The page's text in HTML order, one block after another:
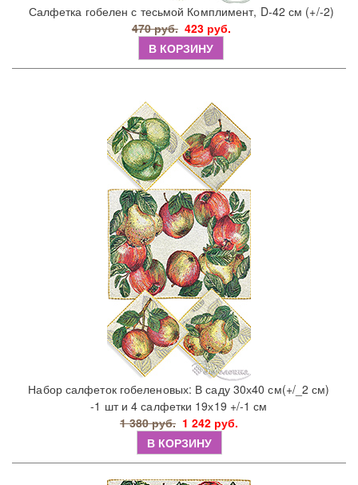
Салфетка гобелен с тесьмой Комплимент, D-42 см (+/-2)
470 руб. 423 руб.
В КОРЗИНУ
Набор салфеток гобеленовых: В саду 30х40 см(+/_2 см)
-1 шт и 4 салфетки 19х19 +/-1 см
1 380 руб. 1 242 руб.
В КОРЗИНУ